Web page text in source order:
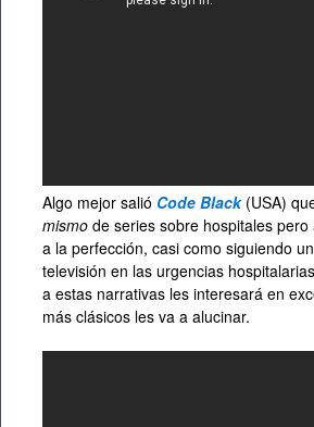
Algo mejor salió Code Black(USA)
mismo de series sobre hospitales
a la perfección, casi como siguiendo
televisión en las urgencias
a estas narrativas les interesará en
más clásicos les va a alucinar.